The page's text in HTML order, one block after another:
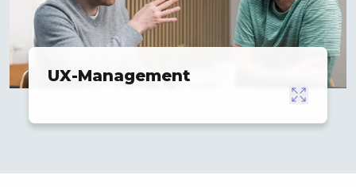
UX-Management